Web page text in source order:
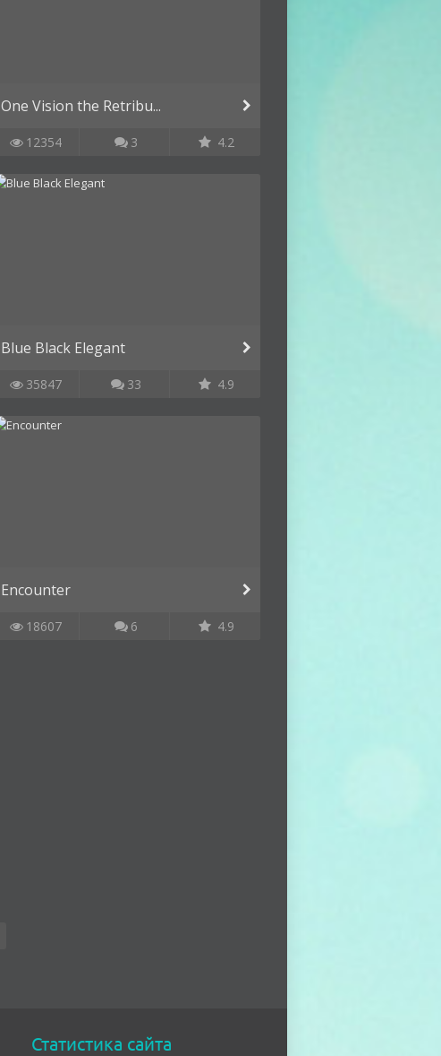
One Vision the Retribu...
12354 3 4.2
Blue Black Elegant
35847 33 4.9
Encounter
18607 6 4.9
Статистика сайта